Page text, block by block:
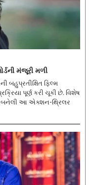
મંજૂરી મળી
બહુપ્રતીક્ષિત ફિલ્મ
પૂર્ણ કરી ચૂકી છે. વિશેષ
બનેલી આ એક્શન-થ્રિલર